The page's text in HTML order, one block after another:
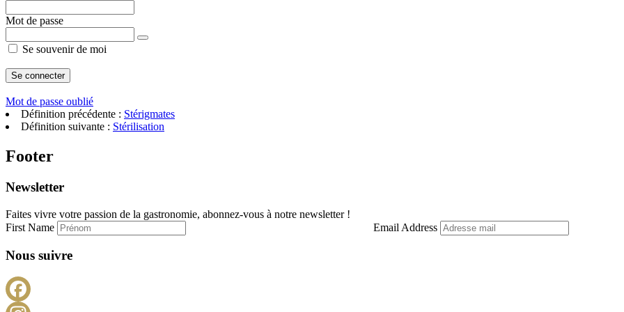
Mot de passe
Se souvenir de moi
Mot de passe oublié
Définition précédente : Stérigmates
Définition suivante : Stérilisation
Footer
Newsletter
Faites vivre votre passion de la gastronomie, abonnez-vous à notre newsletter !
First Name
Email Address
Nous suivre